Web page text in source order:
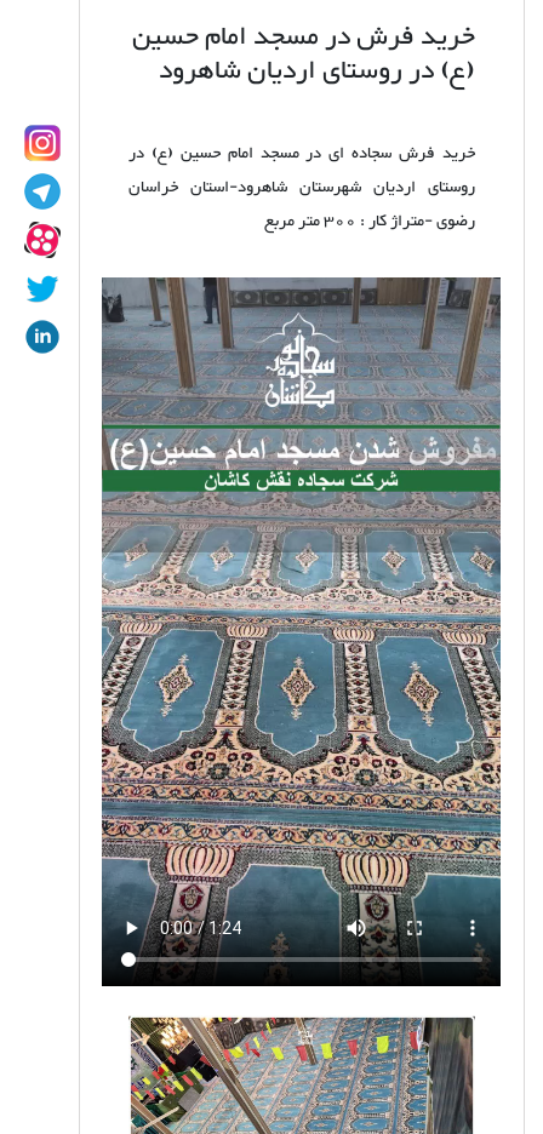
خرید فرش در مسجد امام حسین
(ع) در روستای اردیان شاهرود
خرید فرش سجاده ای در مسجد امام حسین (ع) در
روستای اردیان شهرستان شاهرود-استان خراسان
رضوی -متراژ کار : 300 متر مربع